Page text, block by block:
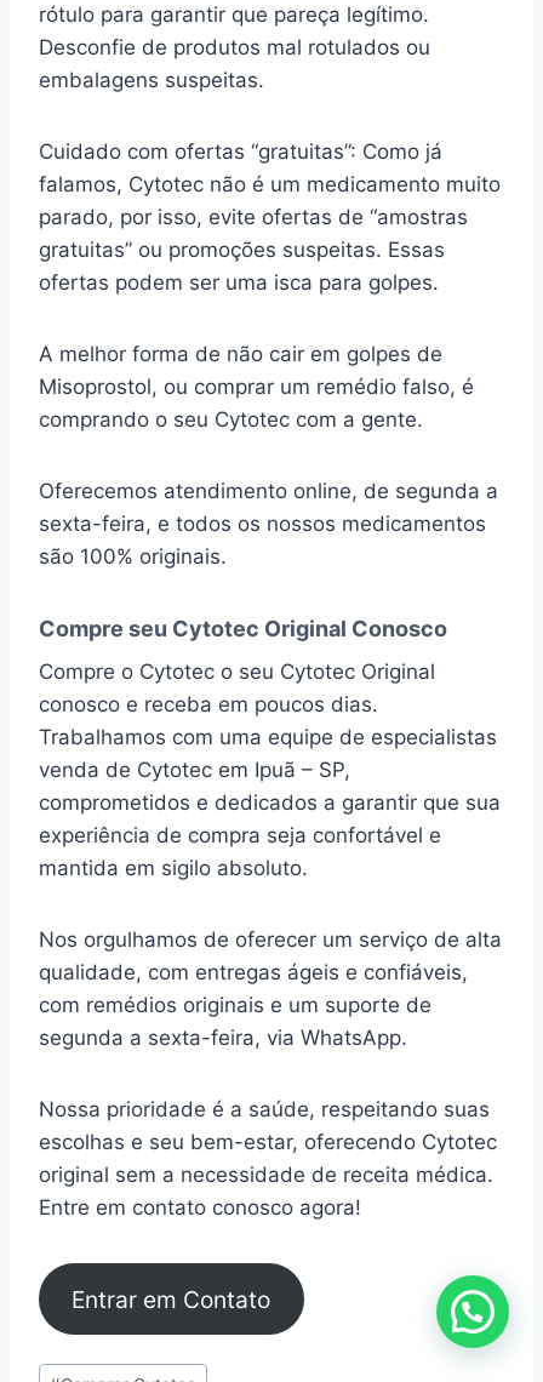
rótulo para garantir que pareça legítimo.
Desconfie de produtos mal rotulados ou
embalagens suspeitas.
Cuidado com ofertas “gratuitas”: Como já
falamos, Cytotec não é um medicamento muito
parado, por isso, evite ofertas de “amostras
gratuitas” ou promoções suspeitas. Essas
ofertas podem ser uma isca para golpes.
A melhor forma de não cair em golpes de
Misoprostol, ou comprar um remédio falso, é
comprando o seu Cytotec com a gente.
Oferecemos atendimento online, de segunda a
sexta-feira, e todos os nossos medicamentos
são 100% originais.
Compre seu Cytotec Original Conosco
Compre o Cytotec o seu Cytotec Original
conosco e receba em poucos dias.
Trabalhamos com uma equipe de especialistas
venda de Cytotec em Ipuã – SP,
comprometidos e dedicados a garantir que sua
experiência de compra seja confortável e
mantida em sigilo absoluto.
Nos orgulhamos de oferecer um serviço de alta
qualidade, com entregas ágeis e confiáveis,
com remédios originais e um suporte de
segunda a sexta-feira, via WhatsApp.
Nossa prioridade é a saúde, respeitando suas
escolhas e seu bem-estar, oferecendo Cytotec
original sem a necessidade de receita médica.
Entre em contato conosco agora!
Entrar em Contato
Tags